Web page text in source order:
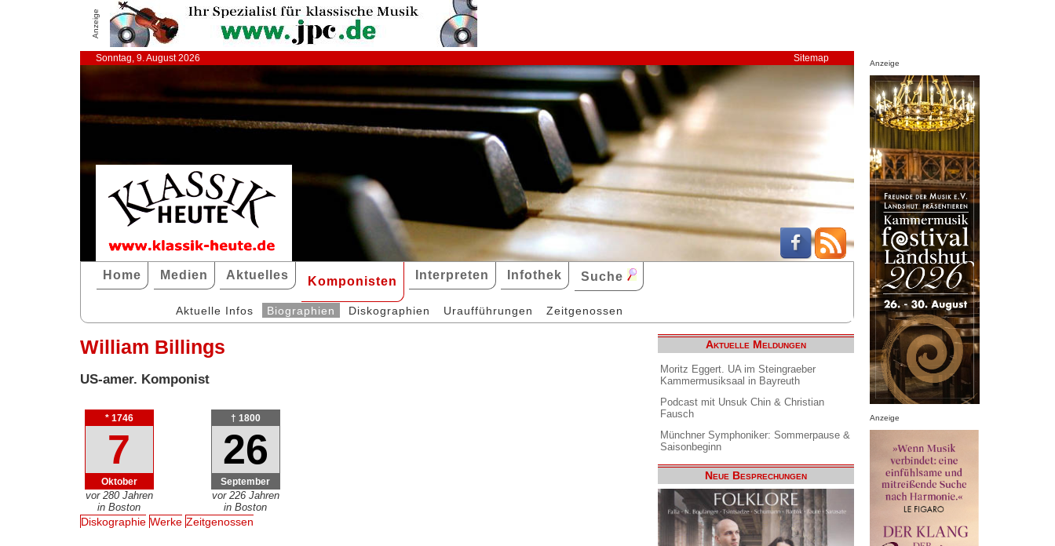
Anzeige
Sonntag, 9. August 2026 Sitemap
Home Medien Aktuelles Komponisten Interpreten Infothek Suche
Aktuelle Infos Biographien Diskographien Uraufführungen Zeitgenossen
William Billings
US-amer. Komponist
* 1746
7
Oktober
vor 280 Jahren
in Boston
† 1800
26
September
vor 226 Jahren
in Boston
Diskographie Werke Zeitgenossen
Aktuelle Meldungen
Moritz Eggert. UA im Steingraeber
Kammermusiksaal in Bayreuth
Podcast mit Unsuk Chin & Christian
Fausch
Münchner Symphoniker: Sommerpause &
Saisonbeginn
Neue Besprechungen
Anzeige
Anzeige